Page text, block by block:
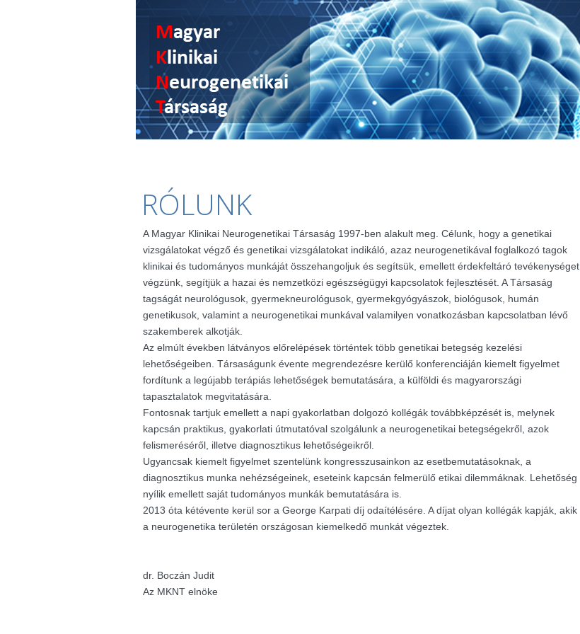
RÓLUNK
A Magyar Klinikai Neurogenetikai Társaság 1997-ben alakult meg. Célunk, hogy a genetikai
vizsgálatokat végző és genetikai vizsgálatokat indikáló, azaz neurogenetikával foglalkozó tagok
klinikai és tudományos munkáját összehangoljuk és segítsük, emellett érdekfeltáró tevékenységet
végzünk, segítjük a hazai és nemzetközi egészségügyi kapcsolatok fejlesztését. A Társaság
tagságát neurológusok, gyermekneurológusok, gyermekgyógyászok, biológusok, humán
genetikusok, valamint a neurogenetikai munkával valamilyen vonatkozásban kapcsolatban lévő
szakemberek alkotják.
Az elmúlt években látványos előrelépések történtek több genetikai betegség kezelési
lehetőségeiben. Társaságunk évente megrendezésre kerülő konferenciáján kiemelt figyelmet
fordítunk a legújabb terápiás lehetőségek bemutatására, a külföldi és magyarországi
tapasztalatok megvitatására.
Fontosnak tartjuk emellett a napi gyakorlatban dolgozó kollégák továbbképzését is, melynek
kapcsán praktikus, gyakorlati útmutatóval szolgálunk a neurogenetikai betegségekről, azok
felismeréséről, illetve diagnosztikus lehetőségeikről.
Ugyancsak kiemelt figyelmet szentelünk kongresszusainkon az esetbemutatásoknak, a
diagnosztikus munka nehézségeinek, eseteink kapcsán felmerülő etikai dilemmáknak. Lehetőség
nyílik emellett saját tudományos munkák bemutatására is.
2013 óta kétévente kerül sor a George Karpati díj odaítélésére. A díjat olyan kollégák kapják, akik
a neurogenetika területén országosan kiemelkedő munkát végeztek.
dr. Boczán Judit
Az MKNT elnöke